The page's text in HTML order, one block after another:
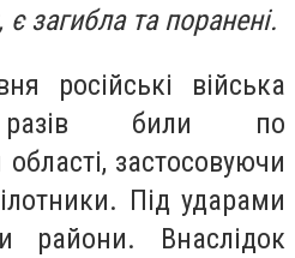
загибла та поранені.
російські війська
били по
застосовуючи
Під ударами
райони. Внаслідок